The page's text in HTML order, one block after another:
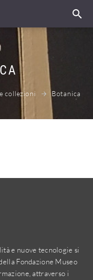
collezioni Botanica
e nuove tecnologie si
Fondazione Museo
attraverso i